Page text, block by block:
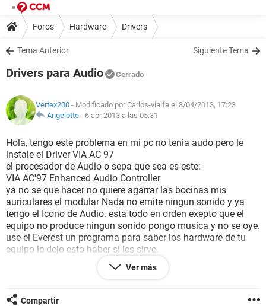
Foros Hardware Drivers
Tema Anterior Siguiente Tema
Drivers para Audio Cerrado
Vertex200 - Modificado por Carlos-vialfa el 8/04/2013, 17:23
Angelotte - 6 abr 2013 a las 05:31
Hola, tengo este problema en mi pc no tenia audo pero le
instale el Driver VIA AC 97
el procesador de Audio o sepa que sea es este:
VIA AC'97 Enhanced Audio Controller
ya no se que hacer no quiere agarrar las bocinas mis
auriculares el modular Nada no emite ningun sonido y ya
tengo el Icono de Audio. esta todo en orden exepto que el
equipo no produce ningun sonido pongo musica y no se oye.
use el Everest un programa para saber los hardware de tu
equipo le dejo esto haber si les sirve.
-------------------------------------------------------
Ver más
Compartir